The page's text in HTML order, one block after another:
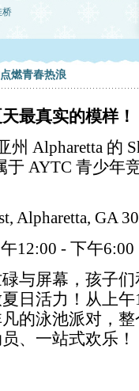
桥
燃青春热浪
最真实的模样！
州 Alpharetta 的
于 AYTC 青少年
Alpharetta, GA
12:00 - 下午6:00
与屏幕，孩子
日活力！从上午
的泳池派对，
、一站式欢乐！